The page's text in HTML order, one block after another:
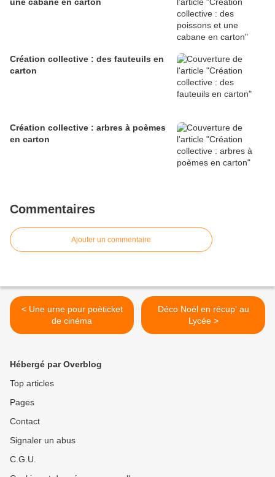
Création collective : des fauteuils en
carton
Création collective : arbres à poèmes
en carton
Commentaires
Ajouter un commentaire
< Une urne pour poèticket
de cinéma
Déco Noël en récup' au
Lycée >
Hébergé par Overblog
Top articles
Pages
Contact
Signaler un abus
C.G.U.